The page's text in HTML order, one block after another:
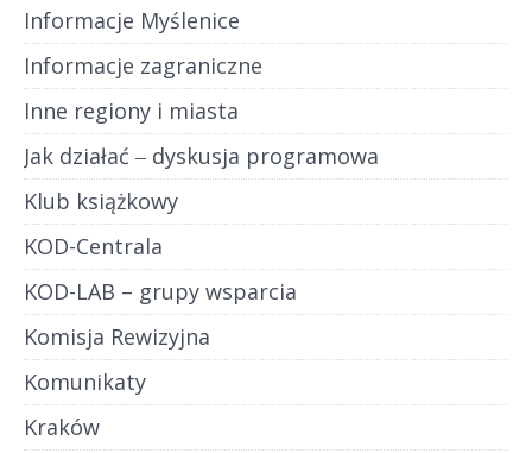
Informacje Myślenice
Informacje zagraniczne
Inne regiony i miasta
Jak działać ‒ dyskusja programowa
Klub książkowy
KOD-Centrala
KOD-LAB – grupy wsparcia
Komisja Rewizyjna
Komunikaty
Kraków